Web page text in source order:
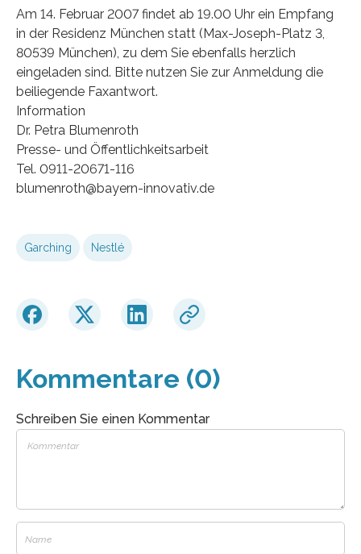
Am 14. Februar 2007 findet ab 19.00 Uhr ein Empfang
in der Residenz München statt (Max-Joseph-Platz 3,
80539 München), zu dem Sie ebenfalls herzlich
eingeladen sind. Bitte nutzen Sie zur Anmeldung die
beiliegende Faxantwort.
Information
Dr. Petra Blumenroth
Presse- und Öffentlichkeitsarbeit
Tel. 0911-20671-116
blumenroth@bayern-innovativ.de
Garching Nestlé
Kommentare (0)
Schreiben Sie einen Kommentar